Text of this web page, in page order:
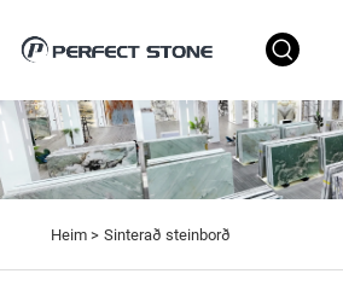
Heim > Sinterað steinborð